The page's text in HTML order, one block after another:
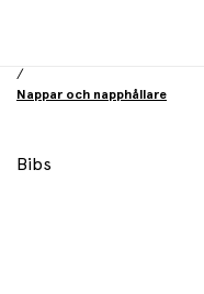
/
Nappar och napphållare
Bibs